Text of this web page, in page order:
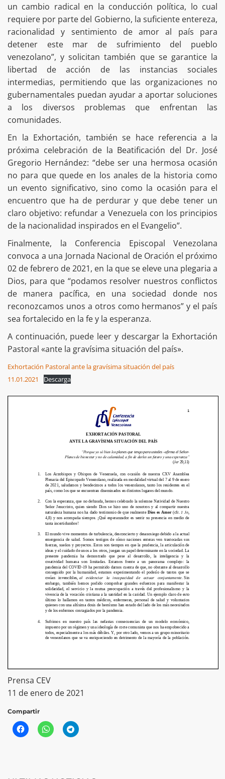
un cambio radical en la conducción política, lo cual
requiere por parte del Gobierno, la suficiente entereza,
racionalidad y sentimiento de amor al país para
detener este mar de sufrimiento del pueblo
venezolano”, y solicitan también que se garantice la
libertad de acción de las instancias sociales
intermedias, permitiendo que las organizaciones no
gubernamentales puedan ayudar a aportar soluciones
a los diversos problemas que enfrentan las
comunidades.
En la Exhortación, también se hace referencia a la
próxima celebración de la Beatificación del Dr. José
Gregorio Hernández: “debe ser una hermosa ocasión
no para que quede en los anales de la historia como
un evento significativo, sino como la ocasión para el
encuentro que ha de perdurar y que debe tener un
claro objetivo: refundar a Venezuela con los principios
de la nacionalidad inspirados en el Evangelio”.
Finalmente, la Conferencia Episcopal Venezolana
convoca a una Jornada Nacional de Oración el próximo
02 de febrero de 2021, en la que se eleve una plegaria a
Dios, para que “podamos resolver nuestros conflictos
de manera pacífica, en una sociedad donde nos
reconozcamos unos a otros como hermanos” y el país
sea fortalecido en la fe y la esperanza.
A continuación, puede leer y descargar la Exhortación
Pastoral «ante la gravísima situación del país».
Exhortación Pastoral ante la gravísima situación del país
11.01.2021
Descarga
Prensa CEV
11 de enero de 2021
Compartir